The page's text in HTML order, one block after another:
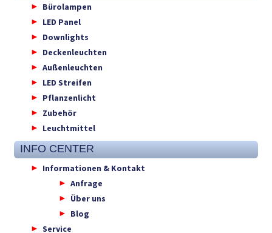
Bürolampen
LED Panel
Downlights
Deckenleuchten
Außenleuchten
LED Streifen
Pflanzenlicht
Zubehör
Leuchtmittel
INFO CENTER
Informationen & Kontakt
Anfrage
Über uns
Blog
Service